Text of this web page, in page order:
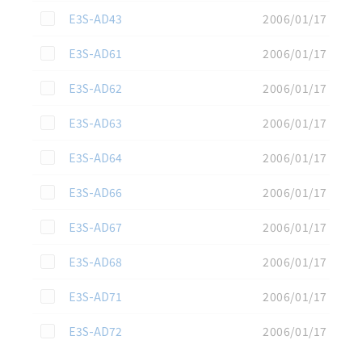
この資料を選択
E3S-AD43
2006/01/17
この資料を選択
E3S-AD61
2006/01/17
この資料を選択
E3S-AD62
2006/01/17
この資料を選択
E3S-AD63
2006/01/17
この資料を選択
E3S-AD64
2006/01/17
この資料を選択
E3S-AD66
2006/01/17
この資料を選択
E3S-AD67
2006/01/17
この資料を選択
E3S-AD68
2006/01/17
この資料を選択
E3S-AD71
2006/01/17
この資料を選択
E3S-AD72 2006/01/17